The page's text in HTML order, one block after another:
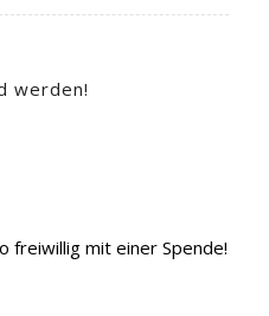
werden!
freiwillig mit einer Spende!